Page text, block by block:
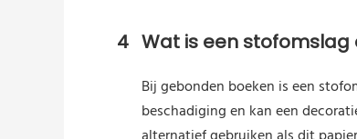
4 Wat is een stofomslag
Bij gebonden boeken is een
beschadiging en kan een